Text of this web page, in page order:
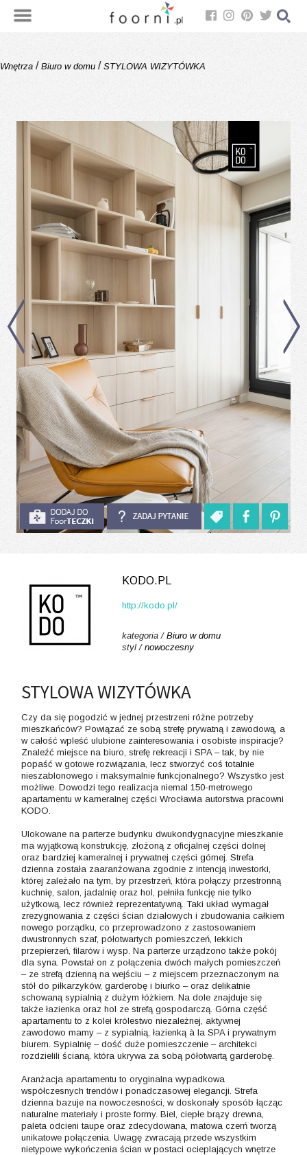
Wnętrza / Biuro w domu / STYLOWA WIZYTÓWKA
KODO.PL
http://kodo.pl/
kategoria / Biuro w domu
styl / nowoczesny
STYLOWA WIZYTÓWKA
Czy da się pogodzić w jednej przestrzeni różne potrzeby
mieszkańców? Powiązać ze sobą strefę prywatną i zawodową, a
w całość wpleść ulubione zainteresowania i osobiste inspiracje?
Znaleźć miejsce na biuro, strefę rekreacji i SPA – tak, by nie
popaść w gotowe rozwiązania, lecz stworzyć coś totalnie
nieszablonowego i maksymalnie funkcjonalnego? Wszystko jest
możliwe. Dowodzi tego realizacja niemal 150-metrowego
apartamentu w kameralnej części Wrocławia autorstwa pracowni
KODO.
Ulokowane na parterze budynku dwukondygnacyjne mieszkanie
ma wyjątkową konstrukcję, złożoną z oficjalnej części dolnej
oraz bardziej kameralnej i prywatnej części górnej. Strefa
dzienna została zaaranżowana zgodnie z intencją inwestorki,
której zależało na tym, by przestrzeń, która połączy przestronną
kuchnię, salon, jadalnię oraz hol, pełniła funkcję nie tylko
użytkową, lecz również reprezentatywną. Taki układ wymagał
zrezygnowania z części ścian działowych i zbudowania całkiem
nowego porządku, co przeprowadzono z zastosowaniem
dwustronnych szaf, półotwartych pomieszczeń, lekkich
przepierzeń, filarów i wysp. Na parterze urządzono także pokój
dla syna. Powstał on z połączenia dwóch małych pomieszczeń
– ze strefą dzienną na wejściu – z miejscem przeznaczonym na
stół do piłkarzyków, garderobę i biurko – oraz delikatnie
schowaną sypialnią z dużym łóżkiem. Na dole znajduje się
także łazienka oraz hol ze strefą gospodarczą. Górna część
apartamentu to z kolei królestwo niezależnej, aktywnej
zawodowo mamy – z sypialnią, łazienką à la SPA i prywatnym
biurem. Sypialnię – dość duże pomieszczenie – architekci
rozdzielili ścianą, która ukrywa za sobą półotwartą garderobę.
Aranżacja apartamentu to oryginalna wypadkowa
współczesnych trendów i ponadczasowej elegancji. Strefa
dzienna bazuje na nowoczesności, w doskonały sposób łącząc
naturalne materiały i proste formy. Biel, ciepłe brązy drewna,
paleta odcieni taupe oraz zdecydowana, matowa czerń tworzą
unikatowe połączenia. Uwagę zwracają przede wszystkim
nietypowe wykończenia ścian w postaci ocieplających wnętrze